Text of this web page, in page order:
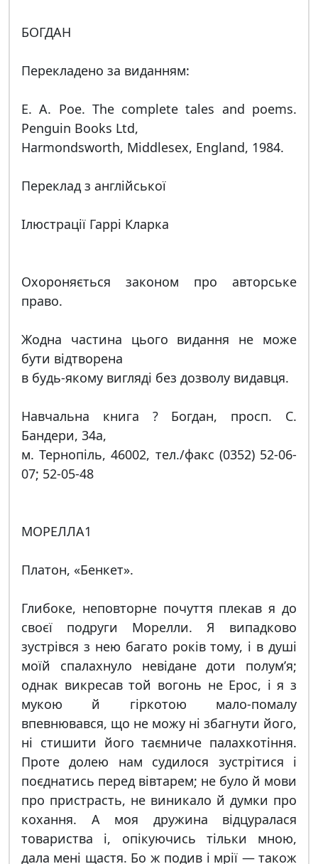
БОГДАН
Перекладено за виданням:
Е. А. Рое. The complete tales and poems.
Penguin Books Ltd,
Harmondsworth, Middlesex, England, 1984.
Переклад з англійської
Ілюстрації Гаррі Кларка
Охороняється законом про авторське
право.
Жодна частина цього видання не може
бути відтворена
в будь-якому вигляді без дозволу видавця.
Навчальна книга ? Богдан, просп. С.
Бандери, 34а,
м. Тернопіль, 46002, тел./факс (0352) 52-06-
07; 52-05-48
МОРЕЛЛА1
Платон, «Бенкет».
Глибоке, неповторне почуття плекав я до
своєї подруги Морелли. Я випадково
зустрівся з нею багато років тому, і в душі
моїй спалахнуло невідане доти полум’я;
однак викресав той вогонь не Ерос, і я з
мукою й гіркотою мало-помалу
впевнювався, що не можу ні збагнути його,
ні стишити його таємниче палахкотіння.
Проте долею нам судилося зустрітися і
поєднатись перед вівтарем; не було й мови
про пристрасть, не виникало й думки про
кохання. А моя дружина відцуралася
товариства і, опікуючись тільки мною,
дала мені щастя. Бо ж подив і мрії — також